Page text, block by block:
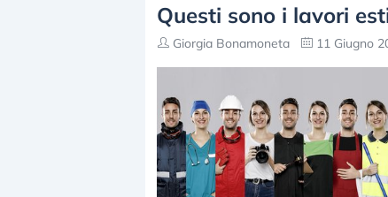
Questi sono i lavori
Giorgia Bonamoneta 11 Giugno